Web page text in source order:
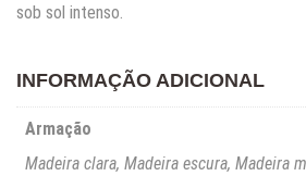
sob sol intenso.
INFORMAÇÃO ADICIONAL
Armação
Madeira clara, Madeira escura, Madeira